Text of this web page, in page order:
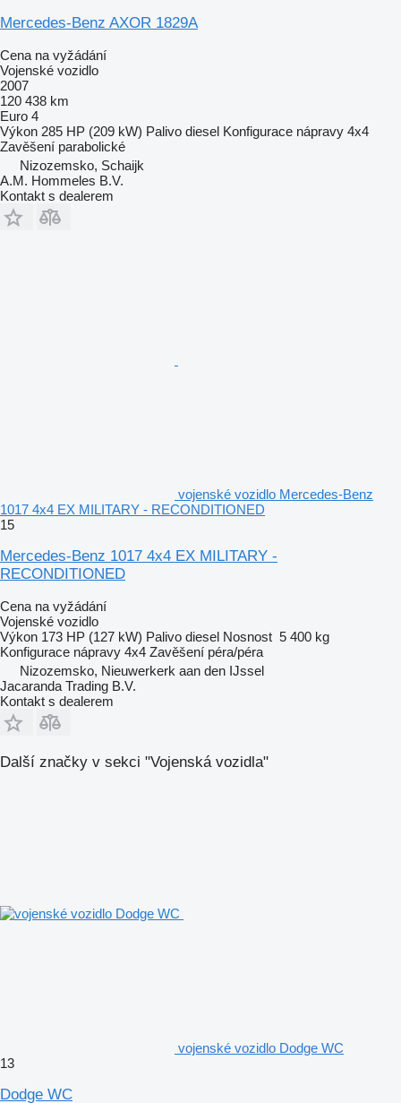
Mercedes-Benz AXOR 1829A
Cena na vyžádání
Vojenské vozidlo
2007
120 438 km
Euro 4
Výkon 285 HP (209 kW) Palivo diesel Konfigurace nápravy 4x4
Zavěšení parabolické
Nizozemsko, Schaijk
A.M. Hommeles B.V.
Kontakt s dealerem
vojenské vozidlo Mercedes-Benz
1017 4x4 EX MILITARY - RECONDITIONED
15
Mercedes-Benz 1017 4x4 EX MILITARY -
RECONDITIONED
Cena na vyžádání
Vojenské vozidlo
Výkon 173 HP (127 kW) Palivo diesel Nosnost 5 400 kg
Konfigurace nápravy 4x4 Zavěšení péra/péra
Nizozemsko, Nieuwerkerk aan den IJssel
Jacaranda Trading B.V.
Kontakt s dealerem
Další značky v sekci "Vojenská vozidla"
vojenské vozidlo Dodge WC
13
Dodge WC